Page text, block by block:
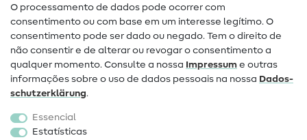
Mudança de proprietário
Perguntas frequentes (FAQ)
Direito de cancelamento
Popular
Tecidos
O processamento de dados pode ocorrer com
consentimento ou com base em um interesse legítimo. O
consentimento pode ser dado ou negado. Tem o direito de
não consentir e de alterar ou revogar o consentimento a
qualquer momento. Consulte a nossa Impressum e outras
informações sobre o uso de dados pessoais na nossa Dados­
schutz­erklärung.
Essencial
Estatísticas